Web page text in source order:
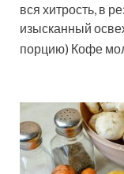
вся хитрость, в
изысканный
порцию) Кофе